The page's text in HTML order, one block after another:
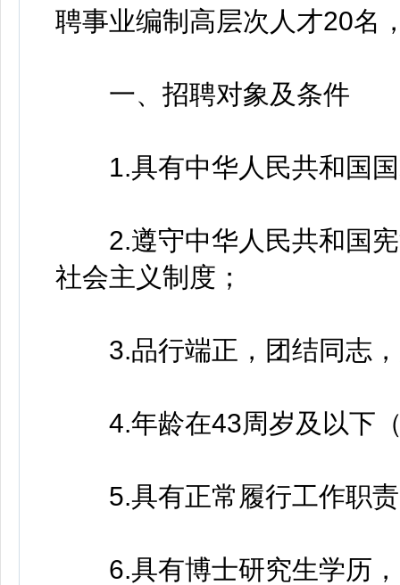
聘事业编制高层次人才20名
一、招聘对象及条件
1.具有中华人民共和国国
2.遵守中华人民共和国宪
社会主义制度；
3.品行端正，团结同志，
4.年龄在43周岁及以下（
5.具有正常履行工作职责
6.具有博士研究生学历，